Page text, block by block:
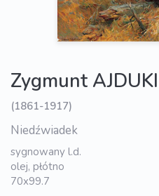
Zygmunt
(1861-1917)
Niedźwiadek
sygnowany l.d.
olej, płótno
70x99.7